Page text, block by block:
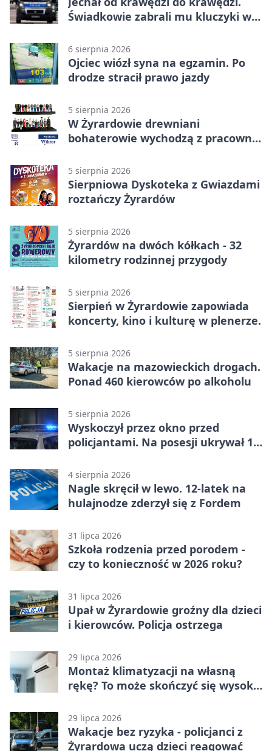
Świadkowie zabrali mu kluczyki w
6 sierpnia 2026
Ojciec wiózł syna na egzamin. Po
drodze stracił prawo jazdy
5 sierpnia 2026
W Żyrardowie drewniani
bohaterowie wychodzą z pracowni
5 sierpnia 2026
Sierpniowa Dyskoteka z Gwiazdami
roztańczy Żyrardów
5 sierpnia 2026
Żyrardów na dwóch kółkach - 32
kilometry rodzinnej przygody
5 sierpnia 2026
Sierpień w Żyrardowie zapowiada
koncerty, kino i kulturę w plenerze.
5 sierpnia 2026
Wakacje na mazowieckich drogach.
Ponad 460 kierowców po alkoholu
5 sierpnia 2026
Wyskoczył przez okno przed
policjantami. Na posesji ukrywał 12
4 sierpnia 2026
Nagle skręcił w lewo. 12-latek na
hulajnodze zderzył się z Fordem
31 lipca 2026
Szkoła rodzenia przed porodem -
czy to konieczność w 2026 roku?
31 lipca 2026
Upał w Żyrardowie groźny dla dzieci
i kierowców. Policja ostrzega
29 lipca 2026
Montaż klimatyzacji na własną
rękę? To może skończyć się wysoką
29 lipca 2026
Wakacje bez ryzyka - policjanci z
Żyrardowa uczą dzieci reagować